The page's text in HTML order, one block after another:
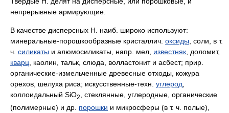
непрерывные армирующие.
В качестве дисперсных Н. наиб. широко используют:
минеральные-порошкообразные кристаллич. оксиды , соли, в т.
ч. силикаты и алюмосиликаты, напр. мел, известняк , доломит,
кварц , каолин, тальк, слюда, волластонит и асбест; прир.
органические-измельченные древесные отходы, кожура
орехов, шелуха риса; искусственные-техн. углерод
коллоидальный SiO2
, стеклянные, углеродные, органические
(полимерные) и др. порошки и микросферы (в т. ч. полые),